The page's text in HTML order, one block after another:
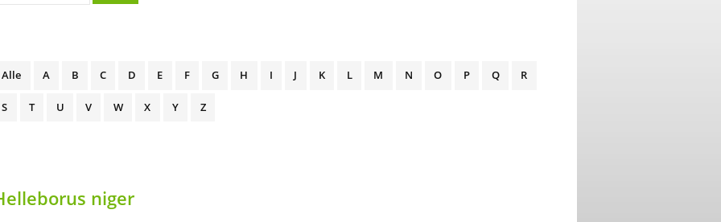
Alle A B C D E F G H I J K L M N O P Q R
S T U V W X Y Z
niger